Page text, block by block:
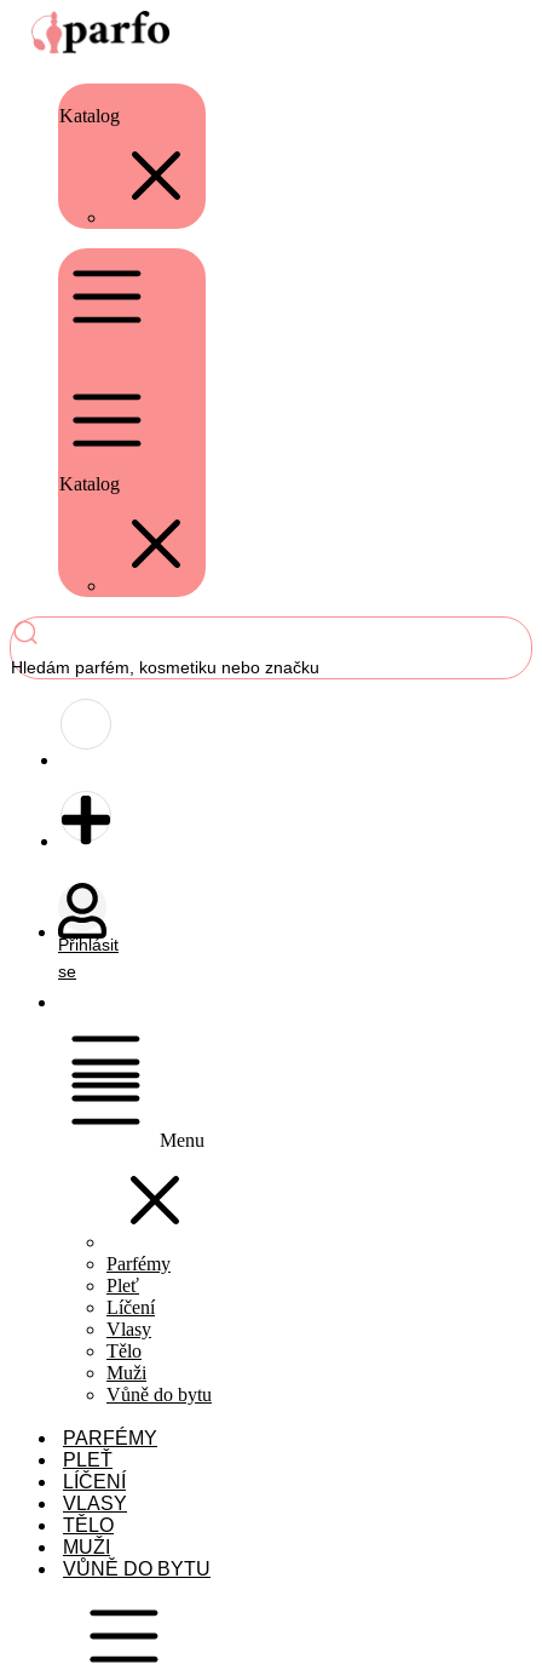
Katalog
Katalog
Hledám parfém, kosmetiku nebo značku
Přihlásit
se
Menu
Parfémy
Pleť
Líčení
Vlasy
Tělo
Muži
Vůně do bytu
PARFÉMY
PLEŤ
LÍČENÍ
VLASY
TĚLO
MUŽI
VŮNĚ DO BYTU